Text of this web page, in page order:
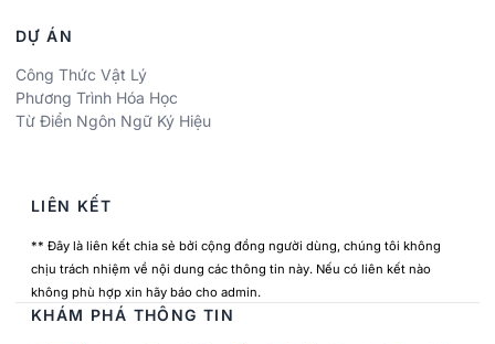
DỰ ÁN
Công Thức Vật Lý
Phương Trình Hóa Học
Từ Điển Ngôn Ngữ Ký Hiệu
LIÊN KẾT
** Đây là liên kết chia sẻ bởi cộng đồng người dùng, chúng tôi không
chịu trách nhiệm về nội dung các thông tin này. Nếu có liên kết nào
không phù hợp xin hãy báo cho admin.
KHÁM PHÁ THÔNG TIN